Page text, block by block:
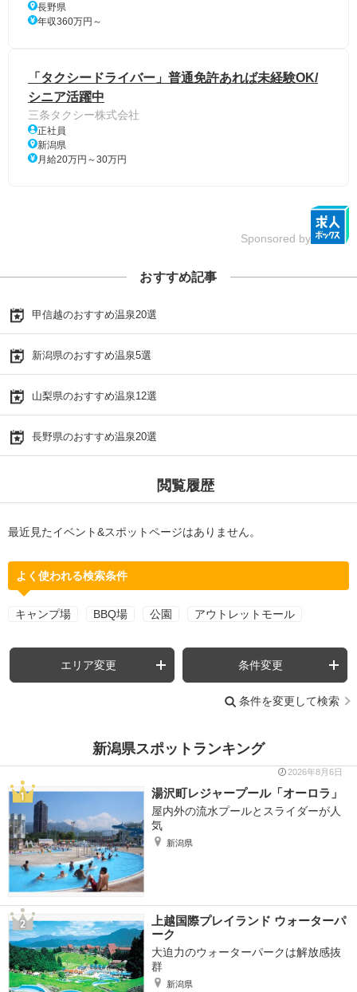
長野県
年収360万円～
「タクシードライバー」普通免許あれば未経験OK/
シニア活躍中
三条タクシー株式会社
正社員
新潟県
月給20万円～30万円
Sponsored by
おすすめ記事
甲信越のおすすめ温泉20選
新潟県のおすすめ温泉5選
山梨県のおすすめ温泉12選
長野県のおすすめ温泉20選
閲覧履歴
最近見たイベント&スポットページはありません。
よく使われる検索条件
キャンプ場 BBQ場 公園 アウトレットモール
エリア変更 条件変更
条件を変更して検索
新潟県スポットランキング
2026年8月6日
湯沢町レジャープール「オーロラ」
屋内外の流水プールとスライダーが人
気
新潟県
上越国際プレイランド ウォーターパ
ーク
大迫力のウォーターパークは解放感抜
群
新潟県